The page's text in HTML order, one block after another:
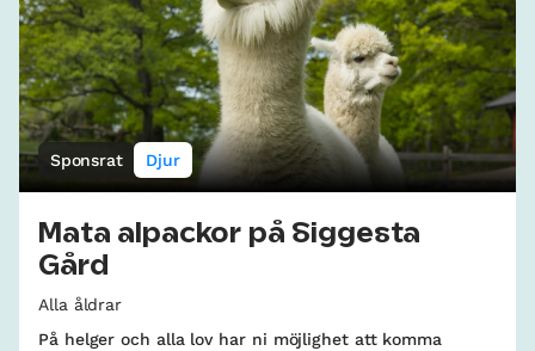
Sponsrat Djur
Mata alpackor på Siggesta
Gård
Alla åldrar
På helger och alla lov har ni möjlighet att komma